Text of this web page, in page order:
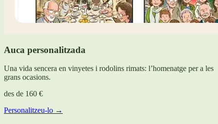
Auca personalitzada
Una vida sencera en vinyetes i rodolins rimats: l’homenatge per a les
grans ocasions.
des de 160 €
Personalitzeu-lo →